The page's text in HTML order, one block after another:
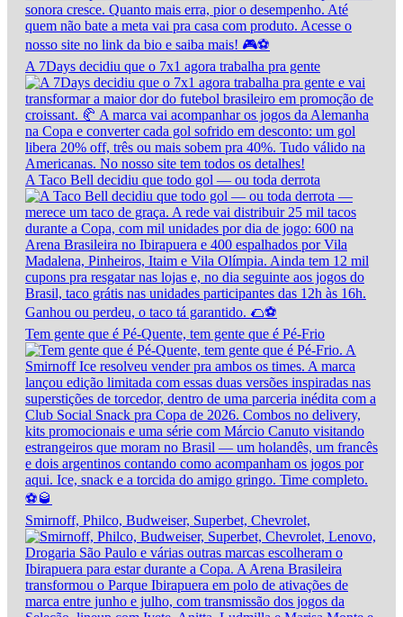
A 7Days decidiu que o 7x1 agora trabalha pra gente
A Taco Bell decidiu que todo gol — ou toda derrota
Tem gente que é Pé-Quente, tem gente que é Pé-Frio
Smirnoff, Philco, Budweiser, Superbet, Chevrolet,